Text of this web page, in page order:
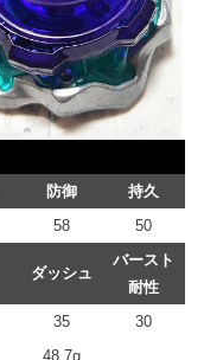
防御
持久
58 50
ダッシュ
バースト
耐性
35
30
48.7g